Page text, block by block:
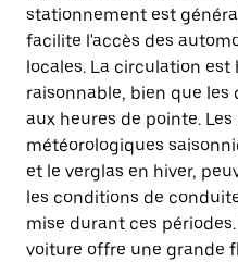
stationnement est
facilite l'accès des
locales. La circulation
raisonnable, bien que
aux heures de pointe.
météorologiques
et le verglas en hiver,
les conditions de
mise durant ces
voiture offre une grande